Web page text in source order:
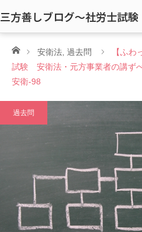
三方善しブログ〜社労士試
ホーム安衛法 過去問
【ふ
試験 安衛法・元方事業者の講ず
安衛-98
過去問